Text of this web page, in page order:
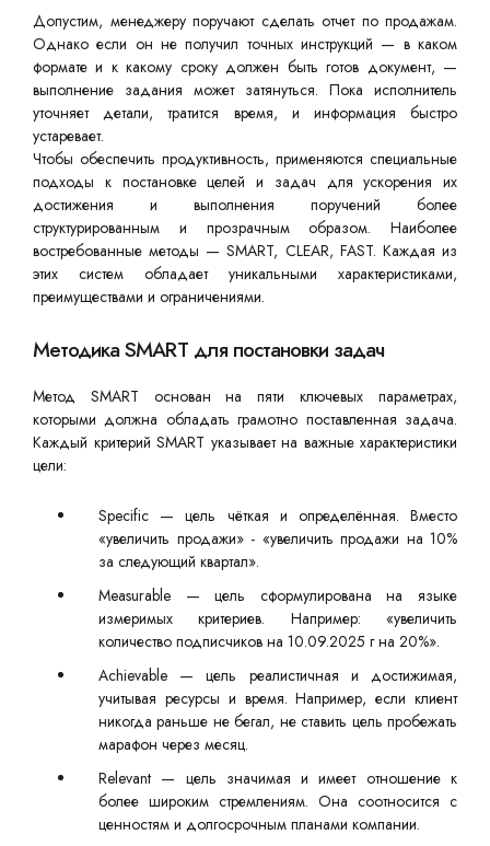
Допустим, менеджеру поручают сделать отчет по продажам.
Однако если он не получил точных инструкций — в каком
формате и к какому сроку должен быть готов документ, —
выполнение задания может затянуться. Пока исполнитель
уточняет детали, тратится время, и информация быстро
устаревает.
Чтобы обеспечить продуктивность, применяются специальные
подходы к постановке целей и задач для ускорения их
достижения и выполнения поручений более
структурированным и прозрачным образом. Наиболее
востребованные методы — SMART, CLEAR, FAST. Каждая из
этих систем обладает уникальными характеристиками,
преимуществами и ограничениями.
Методика SMART для постановки задач
Метод SMART основан на пяти ключевых параметрах,
которыми должна обладать грамотно поставленная задача.
Каждый критерий SMART указывает на важные характеристики
цели:
Specific — цель чёткая и определённая. Вместо
«увеличить продажи» - «увеличить продажи на 10%
за следующий квартал».
Measurable — цель сформулирована на языке
измеримых критериев. Например: «увеличить
количество подписчиков на 10.09.2025 г на 20%».
Achievable — цель реалистичная и достижимая,
учитывая ресурсы и время. Например, если клиент
никогда раньше не бегал, не ставить цель пробежать
марафон через месяц.
Relevant — цель значимая и имеет отношение к
более широким стремлениям. Она соотносится с
ценностям и долгосрочным планами компании.